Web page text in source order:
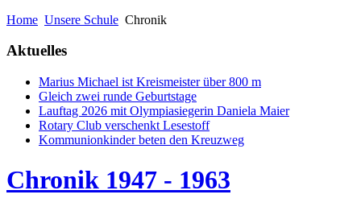
Home Unsere Schule Chronik
Aktuelles
Marius Michael ist Kreismeister über 800 m
Gleich zwei runde Geburtstage
Lauftag 2026 mit Olympiasiegerin Daniela Maier
Rotary Club verschenkt Lesestoff
Kommunionkinder beten den Kreuzweg
Chronik 1947 - 1963